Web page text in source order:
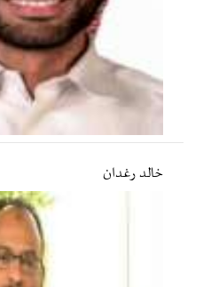
خالد رغدان